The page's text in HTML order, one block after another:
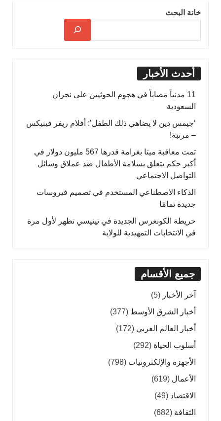
خانة البحث
أحدث الأخبار
11 مدنياً مصاباً في هجوم الحوثيين على نجران
السعودية
‘جيمس دين لا يضاهي ذلك الطفل’: أفلام ريفر فينيكس
– مرتبة!
تمت معاقبة ميتا بغرامة قدرها 567 مليون دولار في
أكبر حكم يتعلق بسلامة الأطفال ضد عملاق وسائل
التواصل الاجتماعي
الذكاء الاصطناعي المستخدم في تصميم فيروسات
جديدة تمامًا
خريطة الكونغرس الجديدة في تينيسي تظهر لأول مرة
في الانتخابات التمهيدية للولاية
جميع الأقسام
آخر الأخبار (5)
أخبار الشرق الأوسط (377)
أخبار العالم العربي (172)
أسلوب الحياة (292)
الأجهزة والإلكترونيات (798)
الأعمال (619)
الاقتصاد (49)
الثقافة (682)